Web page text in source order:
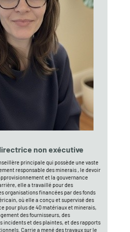
non exécutive
principale qui possède une vaste
responsable des minerais , le devoir
et la gouvernance
elle a travaillé pour des
organisations financées par des fonds
où elle a conçu et supervisé des
pour plus de 40 matériaux et minerais,
des fournisseurs, des
incidents et des plaintes, et des rapports
Carrie a mené des travaux sur le